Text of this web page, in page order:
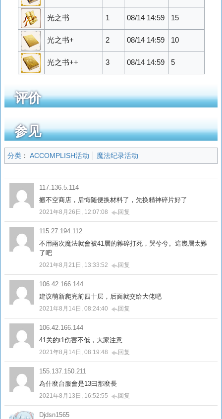
光之书 1 08/14 14:59 15
光之书+ 2 08/14 14:59 10
光之书++ 3 08/14 14:59 5
评价
参见
分类： ACCOMPLISH活动 魔法纪录活动
117.136.5.114
搬不空商店，后悔随便换材料了，先换精神碎片好了
2021年8月26日, 12:07:08 回复
115.27.194.112
不用兩次魔法就會被41層的雜碎打死，哭兮兮。這幾層太難
了吧
2021年8月21日, 13:33:52 回复
106.42.166.144
建议萌新爬完前四十层，后面就交给大佬吧
2021年8月14日, 08:24:40 回复
106.42.166.144
41关的t1伤害不低，大家注意
2021年8月14日, 08:19:48 回复
155.137.150.211
為什麼台服會是13曰那麼長
2021年8月13日, 16:52:55 回复
Djdsn1565